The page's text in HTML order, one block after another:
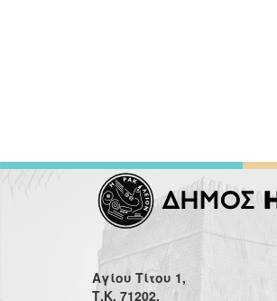
Αγίου Τίτου 1,
Τ.Κ. 71202,